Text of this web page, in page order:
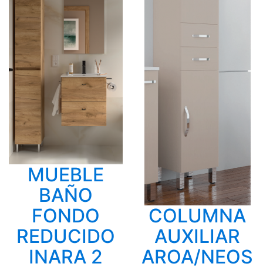
MUEBLE
BAÑO
FONDO
REDUCIDO
INARA 2
COLUMNA
AUXILIAR
AROA/NEOS